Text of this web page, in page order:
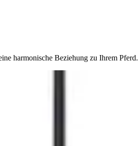
harmonische Beziehung zu Ihrem Pferd.